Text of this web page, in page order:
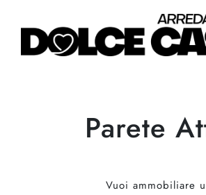
Parete
Vuoi ammobiliare